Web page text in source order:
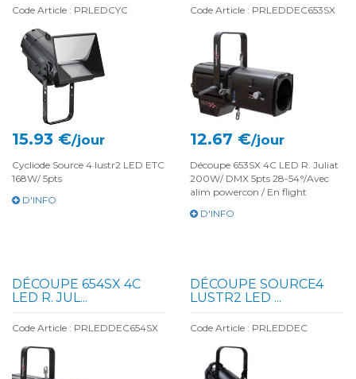
Code Article : PRLEDCYC
15.93 €/jour
Cycliode Source 4 lustr2 LED ETC
168W/ 5pts
D'INFO
Code Article : PRLEDDEC653SX
12.67 €/jour
Découpe 653SX 4C LED R. Juliat
200W/ DMX 5pts 28-54°/Avec
alim powercon / En flight
D'INFO
DÉCOUPE 654SX 4C
LED R. JUL...
Code Article : PRLEDDEC654SX
DÉCOUPE SOURCE4
LUSTR2 LED ...
Code Article : PRLEDDEC